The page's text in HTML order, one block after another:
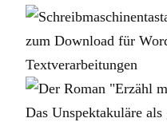
zum Download für
Textverarbeitungen
Das Unspektakuläre